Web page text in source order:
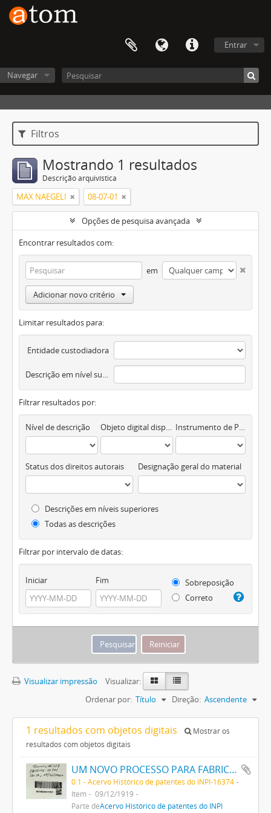
Entrar
Navegar
Filtros
Mostrando 1 resultados
Descrição arquivística
MAX NAEGELI 08-07-01
Opções de pesquisa avançada
Encontrar resultados com:
em
Adicionar novo critério
Limitar resultados para:
Entidade custodiadora
Descrição em nível superior
Filtrar resultados por:
Nível de descrição Objeto digital disponível Instrumento de Pesquisa
Status dos direitos autorais Designação geral do material
Descrições em níveis superiores
Todas as descrições
Filtrar por intervalo de datas:
Iniciar Fim
Sobreposição
Correto
Visualizar impressão
Visualizar:
Ordenar por: Título Direção: Ascendente
1 resultados com objetos digitais
Mostrar os
resultados com objetos digitais
UM NOVO PROCESSO PARA FABRICAÇÃO DE MATERIAS CORANTES PRETAS ESCARLATES E AZUIS DOS MATIZES MAIS CLAROS AOS MAIS ESCUROS PARA TINGIR ALGODÃO DIRECTAMENTE
0.1 - Acervo Histórico de patentes do INPI-16374
Item
09/12/1919
Parte deAcervo Histórico de patentes do INPI